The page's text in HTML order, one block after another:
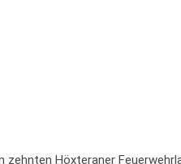
zehnten Höxteraner